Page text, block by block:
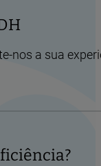
nos a sua